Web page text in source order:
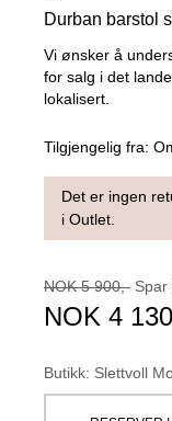
Durban barstol
Vi ønsker å
for salg i det
lokalisert.
Tilgjengelig fra:
Det er ingen
i Outlet.
NOK 5 900,- Spar
NOK 4 130
Butikk: Slettvoll